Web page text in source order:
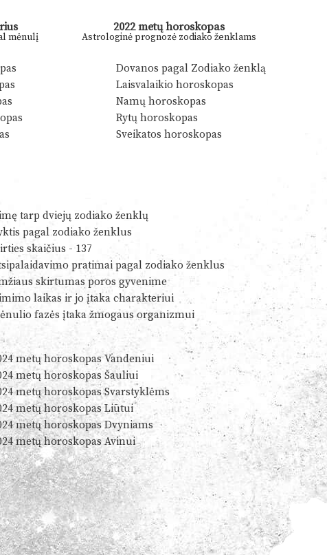
mėnulį
2022 metų horoskopas
Astrologinė prognozė zodiako ženklams
Dovanos pagal Zodiako ženklą
Laisvalaikio horoskopas
Namų horoskopas
Rytų horoskopas
Sveikatos horoskopas
tarp dviejų zodiako ženklų
pagal zodiako ženklus
skaičius - 137
pratimai pagal zodiako ženklus
skirtumas poros gyvenime
laikas ir jo įtaka charakteriui
fazės įtaka žmogaus organizmui
metų horoskopas Vandeniui
metų horoskopas Šauliui
metų horoskopas Svarstyklėms
metų horoskopas Liūtui
metų horoskopas Dvyniams
metų horoskopas Avinui